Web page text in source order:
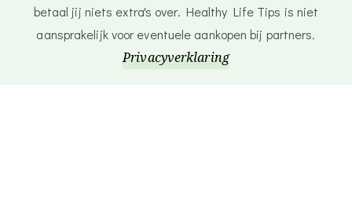
betaal jij niets extra's over. Healthy Life Tips is niet
aansprakelijk voor eventuele aankopen bij partners.
Privacyverklaring